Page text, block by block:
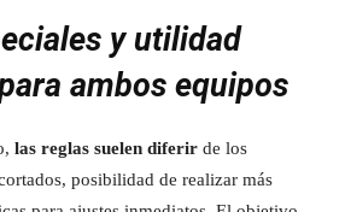
y utilidad
ambos equipos
las reglas suelen diferir de los
posibilidad de realizar más